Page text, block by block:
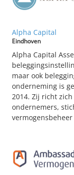
Alpha Capital
Eindhoven
Alpha Capital
maar ook
onderneming is
2014. Zij richt
ondernemers,